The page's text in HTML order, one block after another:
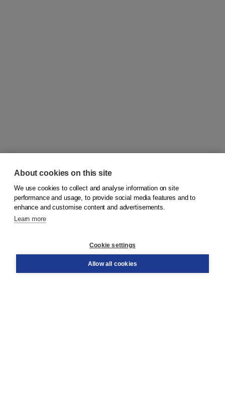
© 2026Koninklijke Boom uitgevers
Order
About cookies on this site
We use cookies to collect and analyse information on site
performance and usage, to provide social media features and to
enhance and customise content and advertisements.
Learn more
Cookie settings
Allow all cookies